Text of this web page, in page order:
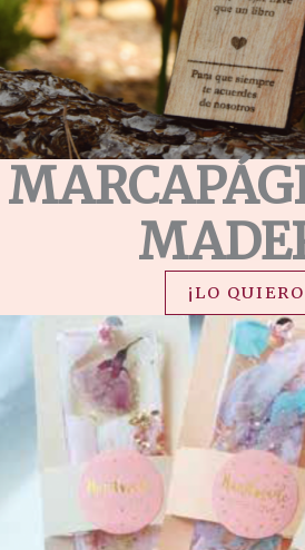
¡LO